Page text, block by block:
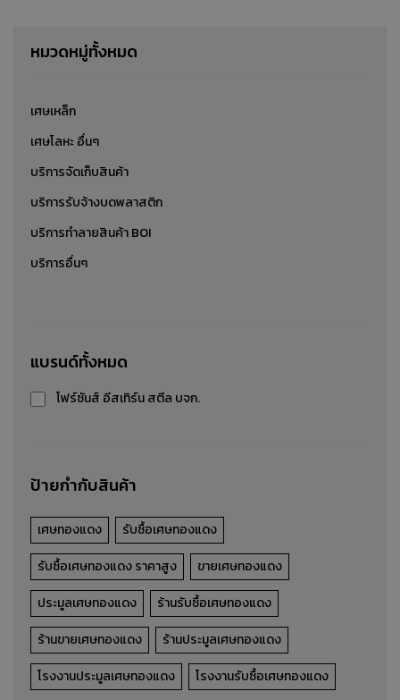
เศษเหล็กปั๊ม
รับซื้อ-ขาย-ประมูล เศษเหล็กปั๊ม
หมวดหมู่ทั้งหมด
เศษเหล็ก
เศษโลหะ อื่นๆ
บริการจัดเก็บสินค้า
บริการรับจ้างบดพลาสติก
บริการทำลายสินค้า BOI
บริการอื่นๆ
แบรนด์ทั้งหมด
โฟร์ซันส์ อีสเทิร์น สตีล บจก.
ป้ายกำกับสินค้า
เศษทองแดง
รับซื้อเศษทองแดง
รับซื้อเศษทองแดง ราคาสูง
ขายเศษทองแดง
ประมูลเศษทองแดง
ร้านรับซื้อเศษทองแดง
ร้านขายเศษทองแดง
ร้านประมูลเศษทองแดง
โรงงานประมูลเศษทองแดง
โรงงานรับซื้อเศษทองแดง